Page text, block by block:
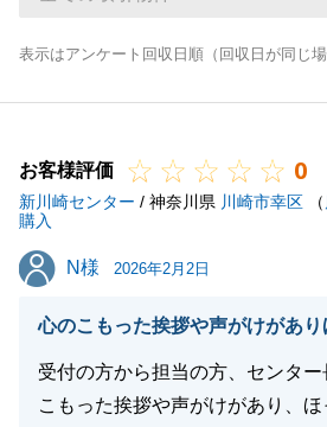
表示はアンケート回収日順（回収日が同じ場
お客様評価 0
新川崎センター / 神奈川県 川崎市幸区 （
購入
N様
N様 2026年2月2日
心のこもった挨拶や声がけがあ
受付の方から担当の方、センタ
こもった挨拶や声がけがあり、ほ